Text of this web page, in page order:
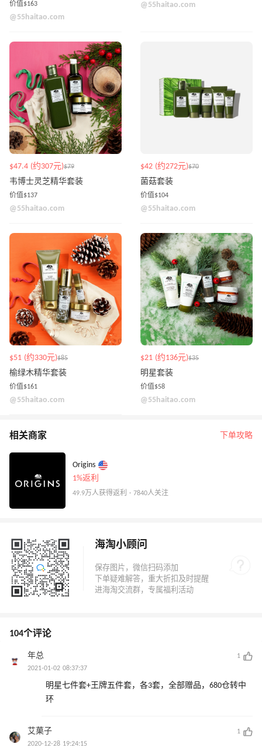
价值$163
@55haitao.com
@55haitao.com
$47.4 (约307元)$79
韦博士灵芝精华套装
价值$137
@55haitao.com
$42 (约272元)$70
菌菇套装
价值$104
@55haitao.com
$51 (约330元)$85
榆绿木精华套装
价值$161
@55haitao.com
$21 (约136元)$35
明星套装
价值$58
@55haitao.com
相关商家 下单攻略
Origins
1%返利
49.9万人获得返利 · 7840人关注
海淘小顾问
104个评论
年总
1
2021-01-02 08:37:37
明星七件套+王牌五件套，各3套，全部赠品，680仓转中
环
艾菓子
1
2020-12-28 19:24:15